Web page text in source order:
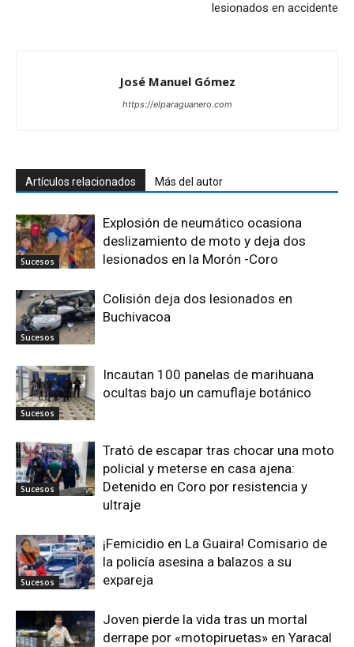
lesionados en accidente
José Manuel Gómez
https://elparaguanero.com
Artículos relacionados Más del autor
Sucesos
Explosión de neumático ocasiona
deslizamiento de moto y deja dos
lesionados en la Morón -Coro
Sucesos
Colisión deja dos lesionados en
Buchivacoa
Sucesos
Incautan 100 panelas de marihuana
ocultas bajo un camuflaje botánico
Sucesos
Trató de escapar tras chocar una moto
policial y meterse en casa ajena:
Detenido en Coro por resistencia y
ultraje
Sucesos
¡Femicidio en La Guaira! Comisario de
la policía asesina a balazos a su
expareja
Joven pierde la vida tras un mortal
derrape por «motopiruetas» en Yaracal